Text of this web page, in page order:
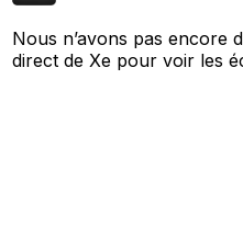
Nous n’avons pas encore
direct de Xe pour voir les